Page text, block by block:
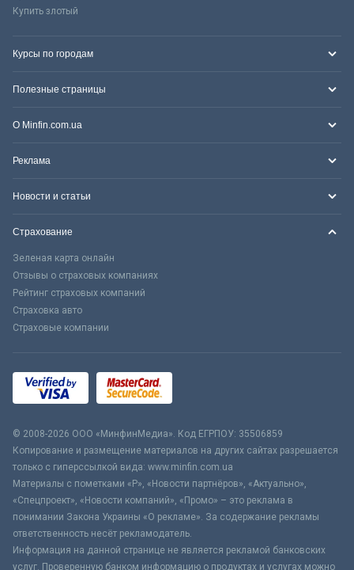
Купить злотый
Курсы по городам
Полезные страницы
О Minfin.com.ua
Реклама
Новости и статьи
Страхование
Зеленая карта онлайн
Отзывы о страховых компаниях
Рейтинг страховых компаний
Страховка авто
Страховые компании
© 2008-2026 ООО «МинфинМедиа». Код ЕГРПОУ: 35506859
Копирование и размещение материалов на других сайтах разрешается
только с гиперссылкой вида: www.minfin.com.ua
Материалы с пометками «Р», «Новости партнёров», «Актуально»,
«Спецпроект», «Новости компаний», «Промо» – это реклама в
понимании Закона Украины «О рекламе». За содержание рекламы
ответственность несёт рекламодатель.
Информация на данной странице не является рекламой банковских
услуг. Проверенную банком информацию о продуктах и услугах можно